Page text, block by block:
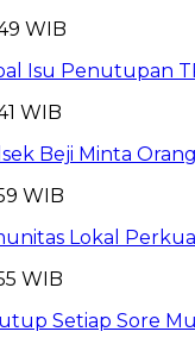
WIB
Isu Penutupan
WIB
Beji Minta
WIB
Lokal
WIB
Setiap Sore